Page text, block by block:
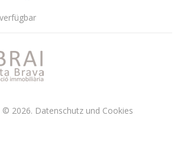
© 2026. Datenschutz und Cookies